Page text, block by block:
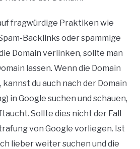
fragwürdige Praktiken wie
Backlinks oder spammige
Domain verlinken, sollte man
lassen. Wenn die Domain
du auch nach der Domain
in Google suchen und schauen,
Sollte dies nicht der Fall
von Google vorliegen. Ist
lieber weiter suchen und die